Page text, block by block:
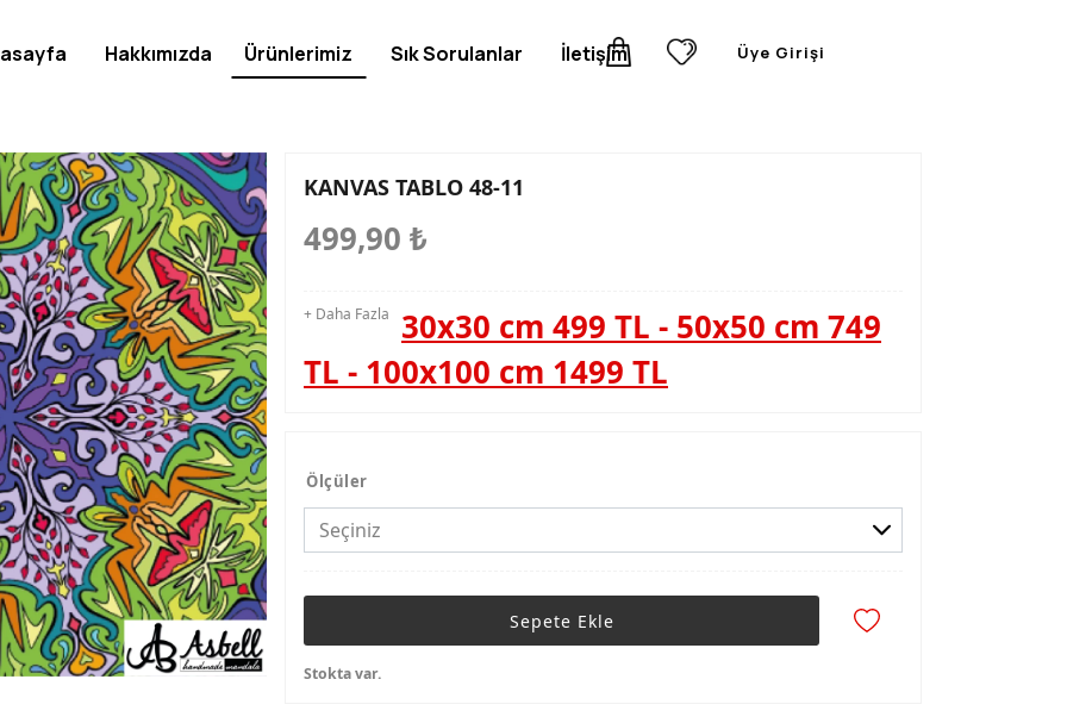
KANVAS TABLO 48-11
499,90 ₺
+ Daha Fazla
30x30 cm 499 TL - 50x50 cm 749
TL - 100x100 cm 1499 TL
Ölçüler
Sepete Ekle
Stokta var.
Hakkımızda Ürünlerimiz Sık Sorulanlar İletişim Üye Girişi